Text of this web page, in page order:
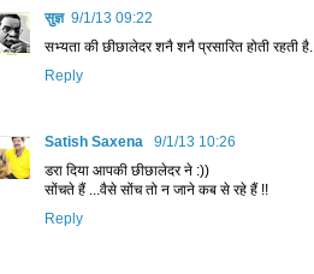
सुज्ञ 9/1/13 09:22
सभ्यता की छीछालेदर शनै शनै प्रसारित होती रहती है.
Reply
Satish Saxena
9/1/13 10:26
डरा दिया आपकी छीछालेदर ने :))
सोंचते हैं ...वैसे सोंच तो न जाने कब से रहे हैं !!
Reply